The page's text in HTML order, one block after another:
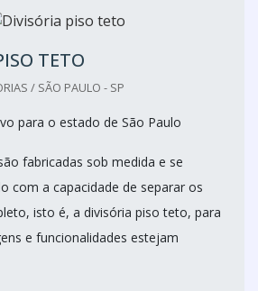
TETO
/ SÃO PAULO - SP
para o estado de São Paulo
fabricadas sob medida e se
com a capacidade de separar os
isto é, a divisória piso teto, para
e funcionalidades estejam